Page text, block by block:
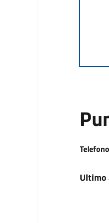
Telefono
Ultimo